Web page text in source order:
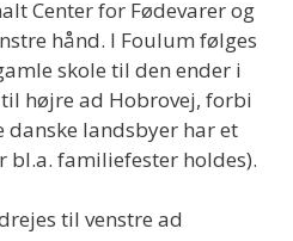
Center for Fødevarer og
hånd. I Foulum følges
skole til den ender i
højre ad Hobrovej, forbi
landsbyer har et
familiefester holdes).
til venstre ad